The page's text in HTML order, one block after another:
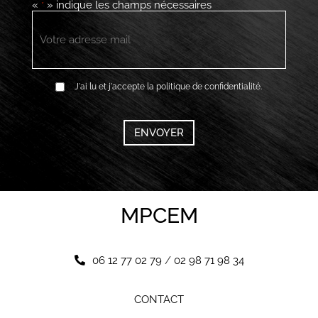
« *» indique les champs nécessaires
E-
RGPD J'ai lu et j'accepte la politique de confidentialité.
CAPTCHA
MPCEM
06 12 77 02 79/ 02 98 71 98 34
CONTACT